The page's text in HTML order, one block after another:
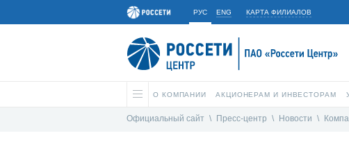
РУС ENG КАРТА ФИЛИАЛОВ
О КОМПАНИИ АКЦИОНЕРАМ И ИНВЕСТОРАМ
Официальный сайт \ Пресс-центр \ Новости \